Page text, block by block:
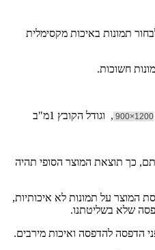
תמונות באיכות מקסימלית
חשוכות.
1200×900
, וגודל הקובץ 1מ"ב
כך תוצאת המוצר הסופי תהיה
המוצר על תמונות לא איכותיות,
שלא בשליטתנו.
הדפסה להדפסה ואיכות מירבים.